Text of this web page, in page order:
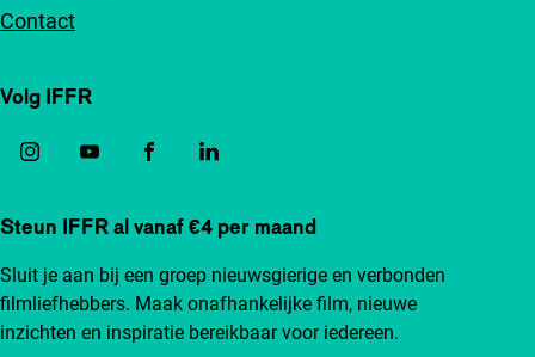
Contact
Volg IFFR
Steun IFFR al vanaf €4 per maand
Sluit je aan bij een groep nieuwsgierige en verbonden
filmliefhebbers. Maak onafhankelijke film, nieuwe
inzichten en inspiratie bereikbaar voor iedereen.